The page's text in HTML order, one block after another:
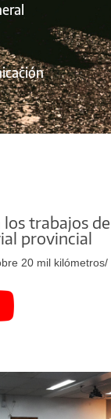
los trabajos
provincial
20 mil kilómetros/